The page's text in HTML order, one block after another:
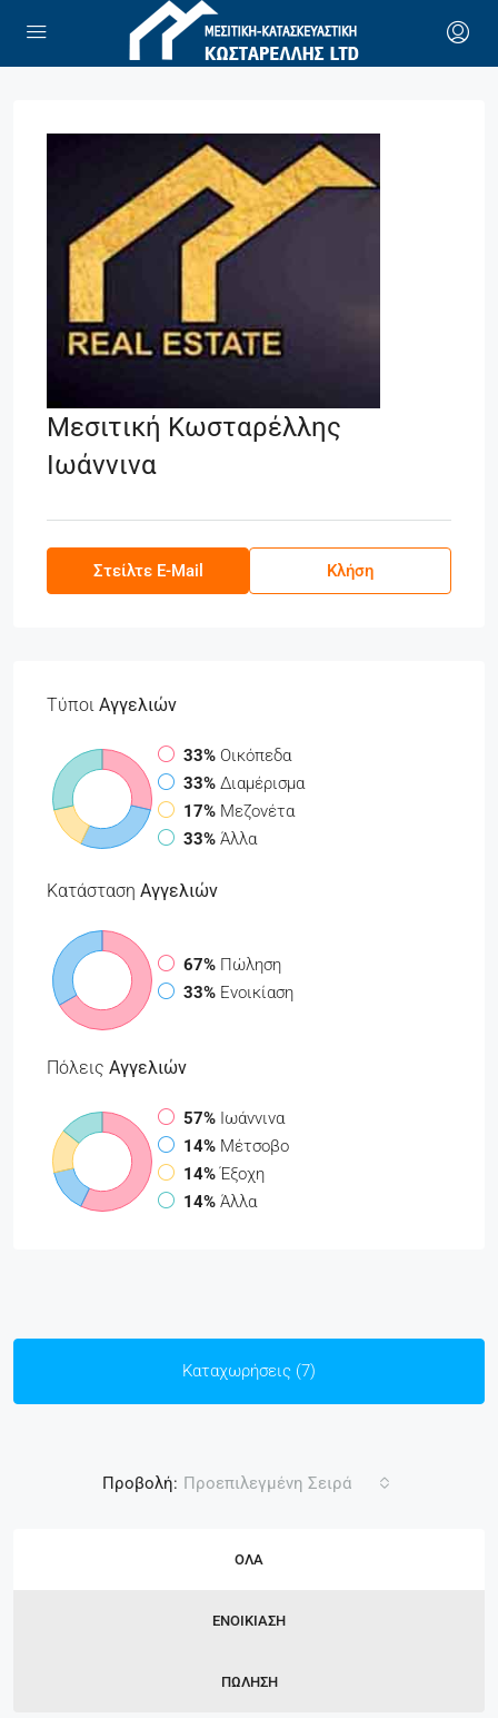
Μεσιτική Κωσταρέλλης
Ιωάννινα
Στείλτε E-Mail Κλήση
Τύποι Αγγελιών
33% Οικόπεδα
33% Διαμέρισμα
17% Μεζονέτα
33% Άλλα
Κατάσταση Αγγελιών
67% Πώληση
33% Ενοικίαση
Πόλεις Αγγελιών
57% Ιωάννινα
14% Μέτσοβο
14% Έξοχη
14% Άλλα
Καταχωρήσεις (7)
ΌΛΑ
ΕΝΟΙΚΊΑΣΗ
ΠΏΛΗΣΗ
Προβολή: Προεπιλεγμένη Σειρά